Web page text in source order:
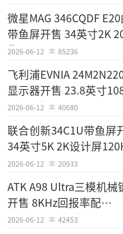
此次技术突破正值
板IPO成功过会（2026
展期，展示了其强大的研
能力。作为拥有四条
的行业巨头，惠科此次高
进一步推动其在电视面
用显示等领域的市场份
显示设备能效要求的日益
为惠科在激烈的市场竞争
码，助力其实现“丰富人
微星MAG 346CQDF
带鱼屏开售 34英寸2K
售1499元
2026-06-12 85236
飞利浦EVNIA
显示器开售 23.8英寸
260Hz售599元
2026-06-12 40680
联合创新34C1U带鱼屏
34英寸5K 2K设计屏
2999元
2026-06-12 20933
ATK A98 Ultra三模机械
开售 8KHz回报率配
12000mAh电池
2026-06-12 42453